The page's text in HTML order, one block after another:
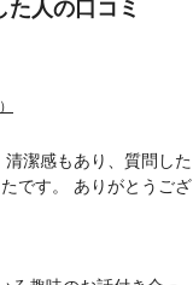
人の口コミ
潔感もあり、質問した
です。 ありがとうござ